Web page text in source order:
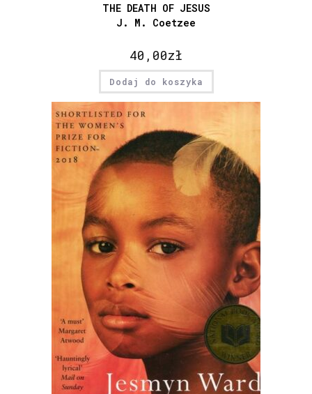
THE DEATH OF JESUS
J. M. Coetzee
40,00zł
Dodaj do koszyka